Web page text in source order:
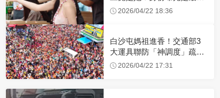
禮生 一輩子不結婚
2026/04/22 18:36
白沙屯媽祖進香！交通部3
大運具聯防「神調度」疏運
32.1萬創新高
2026/04/22 17:31